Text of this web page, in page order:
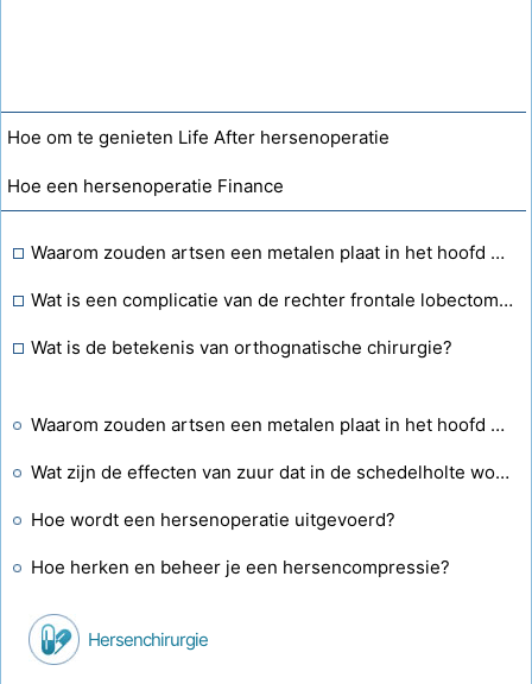
Hoe om te genieten Life After hersenoperatie
Hoe een hersenoperatie Finance
Waarom zouden artsen een metalen plaat in het hoofd plaatsen?
Wat is een complicatie van de rechter frontale lobectomie van de hersenen?
Wat is de betekenis van orthognatische chirurgie?
Waarom zouden artsen een metalen plaat in het hoofd plaatsen?
Wat zijn de effecten van zuur dat in de schedelholte wordt geïnjecteerd?
Hoe wordt een hersenoperatie uitgevoerd?
Hoe herken en beheer je een hersencompressie?
Hersenchirurgie